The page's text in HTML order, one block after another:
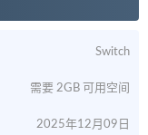
Switch
需要 2GB 可用空间
2025年12月09日